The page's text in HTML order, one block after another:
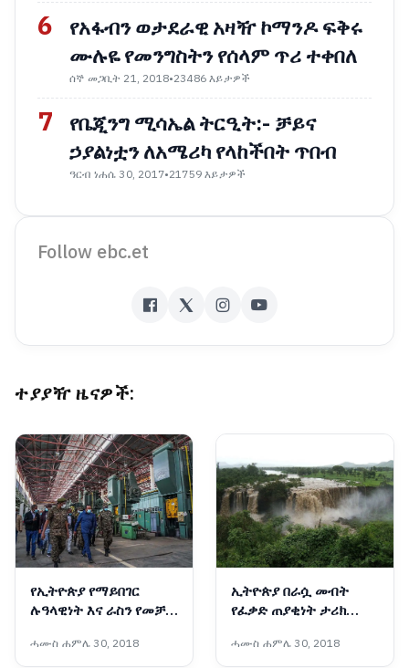
6
የአፋብን ወታደራዊ አዛዥ ኮማንዶ ፍቅሩ
ሙሉዬ የመንግስትን የሰላም ጥሪ ተቀበለ
ሰኞ መጋቢት 21, 2018•23486 እይታዎች
7
የቤጂንግ ሚሳኤል ትርዒት:- ቻይና
ኃያልነቷን ለአሜሪካ የላከችበት ጥበብ
ዓርብ ነሐሴ 30, 2017•21759 እይታዎች
Follow ebc.et
ተያያዥ ዜናዎች:
የኢትዮጵያ የማይበገር
ሉዓላዊነት እና ራስን የመቻል
ሓሙስ ሐምሌ 30, 2018
ኢትዮጵያ በራሷ መብት
የፈቃድ ጠያቂነት ታሪክ
ሓሙስ ሐምሌ 30, 2018